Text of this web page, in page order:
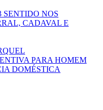
SENTIDO NOS
CADAVAL E
PARA HOMEM
DOMÉSTICA